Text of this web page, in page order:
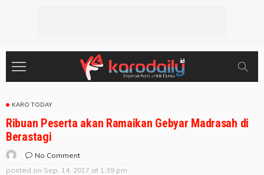
KARO TODAY
Ribuan Peserta akan Ramaikan Gebyar Madrasah di
Berastagi
No Comment
posted on Sep. 14, 2017 at 1:39 pm